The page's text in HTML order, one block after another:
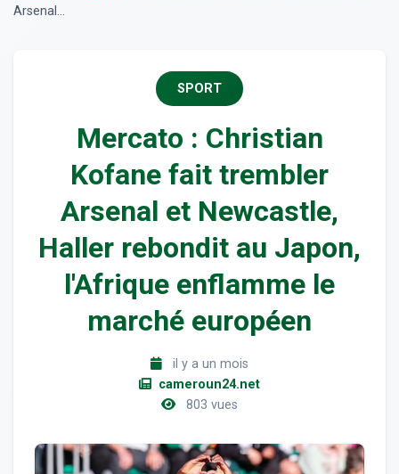
Arsenal...
SPORT
Mercato : Christian
Kofane fait trembler
Arsenal et Newcastle,
Haller rebondit au Japon,
l'Afrique enflamme le
marché européen
il y a un mois
cameroun24.net
803 vues